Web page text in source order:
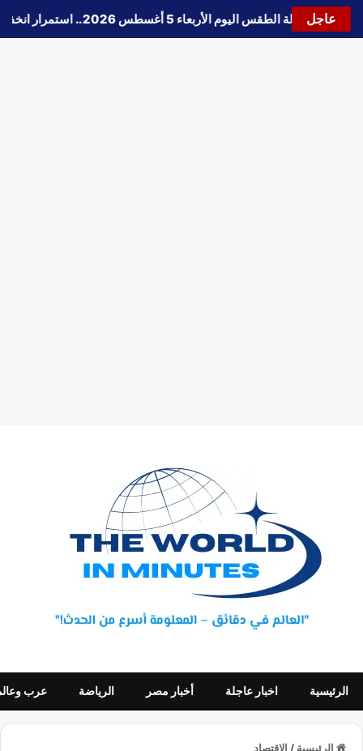
عاجل 🔵حالة الطقس اليوم الأربعاء 5 أغسطس 2026.. استمرار انخفاض الحرارة وتحذيرات من الشبورة واضطراب الملاحة
الرئيسية اخبار عاجلة أخبار مصر الرياضة عرب
الرئيسية / الاقتصاد